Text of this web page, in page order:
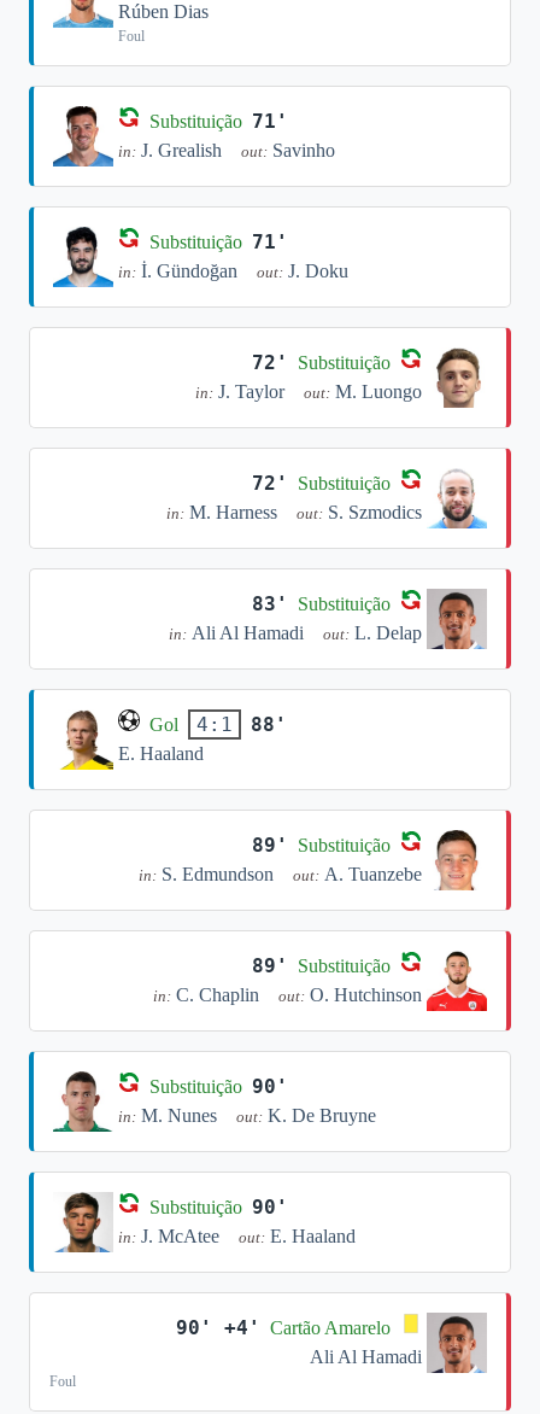
Rúben Dias
Foul
Substituição 71'
in: J. Grealish out: Savinho
Substituição 71'
in: İ. Gündoğan out: J. Doku
72' Substituição
in: J. Taylor out: M. Luongo
72' Substituição
in: M. Harness out: S. Szmodics
83' Substituição
in: Ali Al Hamadi out: L. Delap
Gol 4:1 88'
E. Haaland
89' Substituição
in: S. Edmundson out: A. Tuanzebe
89' Substituição
in: C. Chaplin out: O. Hutchinson
Substituição 90'
in: M. Nunes out: K. De Bruyne
Substituição 90'
in: J. McAtee out: E. Haaland
90' +4'
Cartão Amarelo
Ali Al Hamadi
Foul